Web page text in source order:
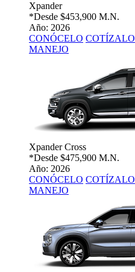
Xpander
*Desde $453,900 M.N.
Año: 2026
CONÓCELO COTÍZALO
MANEJO
Xpander Cross
*Desde $475,900 M.N.
Año: 2026
CONÓCELO COTÍZALO
MANEJO